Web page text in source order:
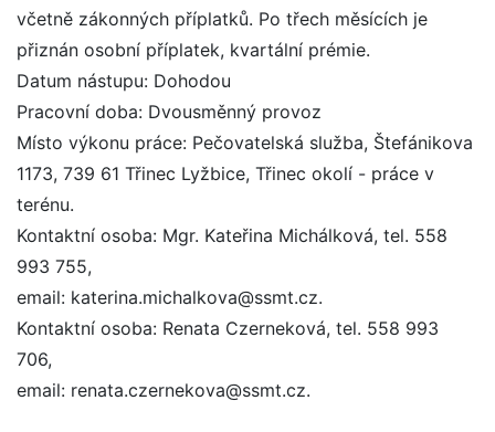
včetně zákonných příplatků. Po třech měsících je
přiznán osobní příplatek, kvartální prémie.
Datum nástupu: Dohodou
Pracovní doba: Dvousměnný provoz
Místo výkonu práce: Pečovatelská služba, Štefánikova
1173, 739 61 Třinec Lyžbice, Třinec okolí - práce v
terénu.
Kontaktní osoba: Mgr. Kateřina Michálková, tel. 558
993 755,
email: katerina.michalkova@ssmt.cz.
Kontaktní osoba: Renata Czerneková, tel. 558 993
706,
email: renata.czernekova@ssmt.cz.